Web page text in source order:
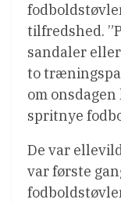
tilfredshed.
sandaler
to
om
spritnye
De var
var første